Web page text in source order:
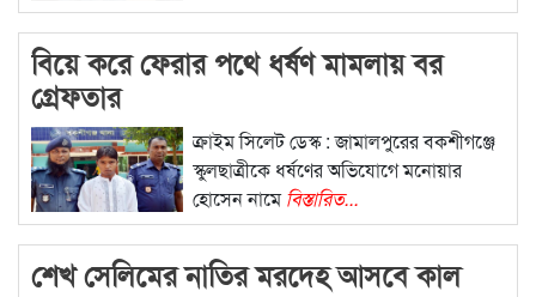
বিয়ে করে ফেরার পথে ধর্ষণ মামলায় বর
গ্রেফতার
ক্রাইম সিলেট ডেস্ক : জামালপুরের বকশীগঞ্জে
স্কুলছাত্রীকে ধর্ষণের অভিযোগে মনোয়ার
হোসেন নামেবিস্তারিত...
শেখ সেলিমের নাতির মরদেহ আসবে কাল